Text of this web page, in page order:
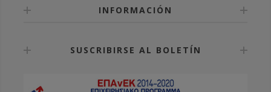
INFORMACIÓN
SUSCRIBIRSE AL BOLETÍN